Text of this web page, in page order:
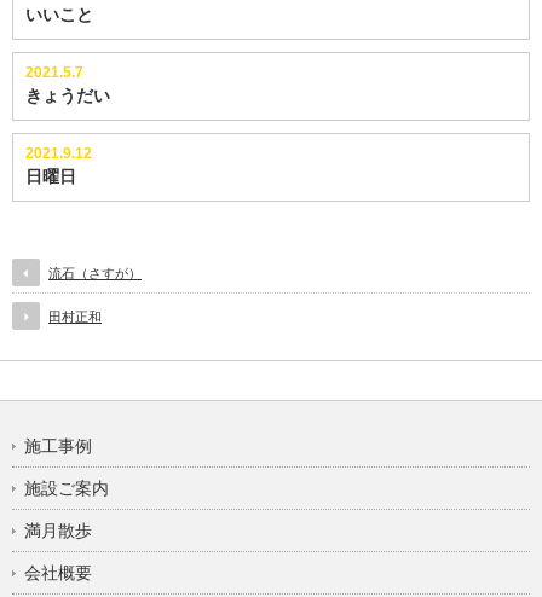
いいこと
2021.5.7
きょうだい
2021.9.12
日曜日
流石（さすが）
田村正和
施工事例
施設ご案内
満月散歩
会社概要